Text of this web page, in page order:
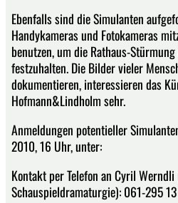
Ebenfalls sind die Simulanten
Handykameras und Fotokameras
benutzen, um die Rathaus-
festzuhalten. Die Bilder vieler
dokumentieren, interessieren das
Hofmann&Lindholm sehr.
Anmeldungen potentieller
2010, 16 Uhr, unter:
Kontakt per Telefon an Cyril Werndli
Schauspieldramaturgie): 061-295